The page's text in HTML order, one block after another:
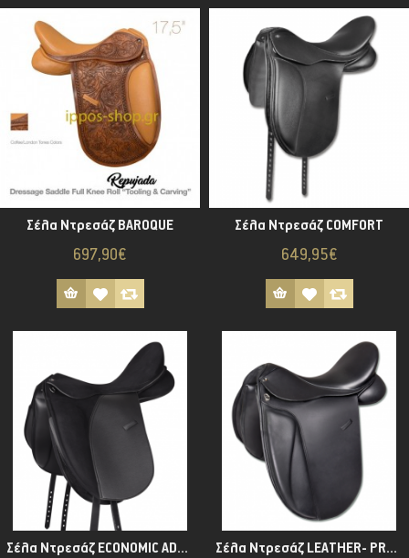
Σέλα Ντρεσάζ BAROQUE
697,90€
Σέλα Ντρεσάζ COMFORT
649,95€
Σέλα Ντρεσάζ ECONOMIC ADVANCE Σέλα Ντρεσάζ LEATHER- PREMIUM